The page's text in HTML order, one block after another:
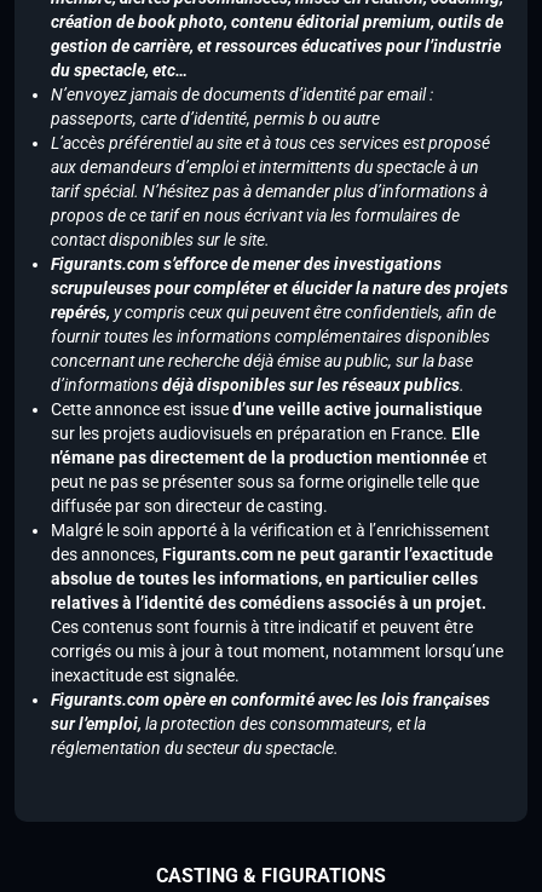
création de book photo, contenu éditorial premium, outils de
gestion de carrière, et ressources éducatives pour l’industrie
du spectacle, etc…
N’envoyez jamais de documents d’identité par email :
passeports, carte d’identité, permis b ou autre
L’accès préférentiel au site et à tous ces services est proposé
aux demandeurs d’emploi et intermittents du spectacle à un
tarif spécial. N’hésitez pas à demander plus d’informations à
propos de ce tarif en nous écrivant via les formulaires de
contact disponibles sur le site.
Figurants.com s’efforce de mener des investigations
scrupuleuses pour compléter et élucider la nature des projets
repérés, y compris ceux qui peuvent être confidentiels, afin de
fournir toutes les informations complémentaires disponibles
concernant une recherche déjà émise au public, sur la base
d’informationsdéjà disponibles sur les réseaux publics.
Cette annonce est issued’une veille active journalistique
sur les projets audiovisuels en préparation en France. Elle
n’émane pas directement de la production mentionnéeet
peut ne pas se présenter sous sa forme originelle telle que
diffusée par son directeur de casting.
Malgré le soin apporté à la vérification et à l’enrichissement
des annonces,Figurants.com ne peut garantir l’exactitude
absolue de toutes les informations, en particulier celles
relatives à l’identité des comédiens associés à un projet.
Ces contenus sont fournis à titre indicatif et peuvent être
corrigés ou mis à jour à tout moment, notamment lorsqu’une
inexactitude est signalée.
Figurants.com opère en conformité avec les lois françaises
sur l’emploi, la protection des consommateurs, et la
réglementation du secteur du spectacle.
CASTING & FIGURATIONS